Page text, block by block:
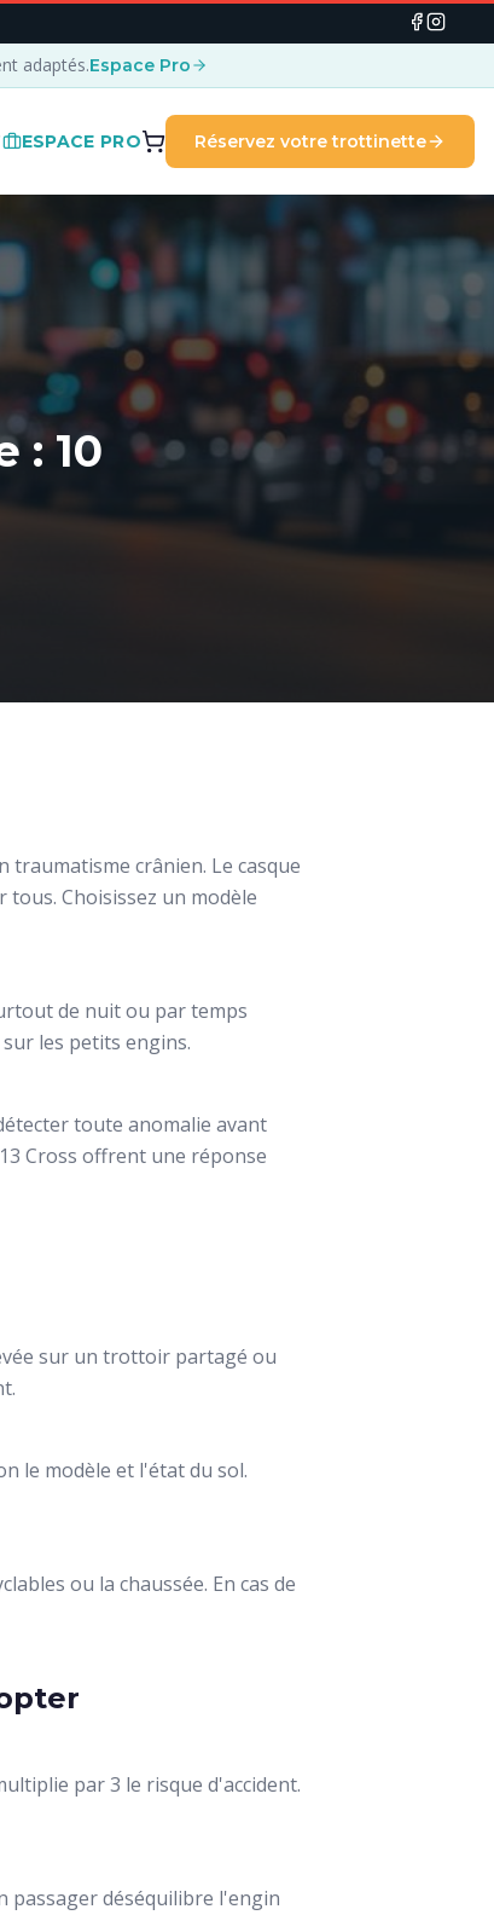
adaptés.Espace Pro
ESPACE PRO Réservez votre trottinette
: 10
traumatisme crânien. Le casque
Choisissez un modèle
de nuit ou par temps
les petits engins.
toute anomalie avant
Cross offrent une réponse
sur un trottoir partagé ou
le modèle et l'état du sol.
ou la chaussée. En cas de
par 3 le risque d'accident.
passager déséquilibre l'engin